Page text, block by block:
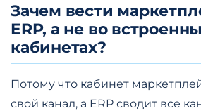
Зачем вести
ERP, а не во
кабинетах?
Потому что кабинет
свой канал, а ERP сводит все